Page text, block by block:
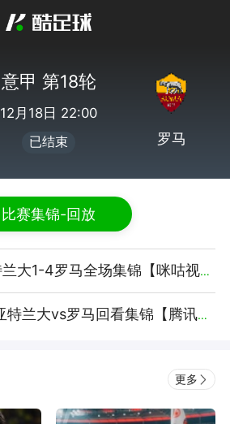
意甲 第18轮
12月18日 22:00
已结束 罗马
比赛集锦-回放
2021意甲联赛亚特兰大1-4罗马全场集锦【咪咕视频】
2021意甲第18轮 亚特兰大vs罗马回看集锦【腾讯视频】
更多